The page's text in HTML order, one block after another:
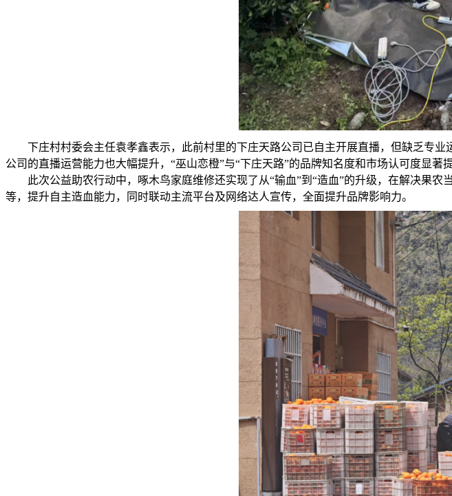
下庄村村委会主任袁孝鑫表示，此前村里的下庄天路公司已自主开展直播，但缺乏专
公司的直播运营能力也大幅提升，“巫山恋橙”与“下庄天路”的品牌知名度和市场认可度显
此次公益助农行动中，啄木鸟家庭维修还实现了从“输血”到“造血”的升级，在解决果
等，提升自主造血能力，同时联动主流平台及网络达人宣传，全面提升品牌影响力。